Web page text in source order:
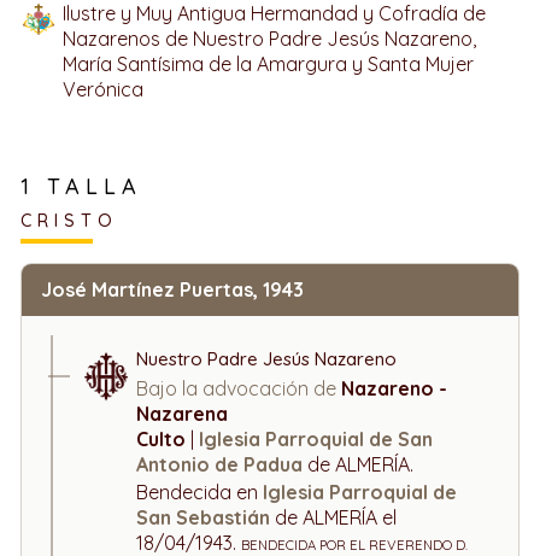
Ilustre y Muy Antigua Hermandad y Cofradía de
Nazarenos de Nuestro Padre Jesús Nazareno,
María Santísima de la Amargura y Santa Mujer
Verónica
1 TALLA
CRISTO
José Martínez Puertas, 1943
Nuestro Padre Jesús Nazareno
Bajo la advocación de Nazareno -
Nazarena
Culto
Iglesia Parroquial de San
Antonio de Padua de ALMERÍA.
Bendecida en Iglesia Parroquial de
San Sebastián de ALMERÍA el
18/04/1943. BENDECIDA POR EL REVERENDO D.